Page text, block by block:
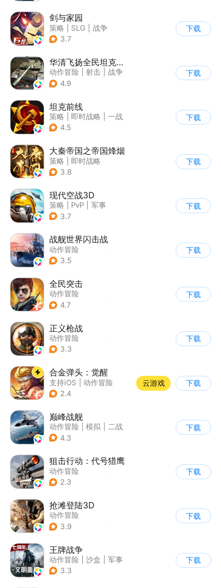
剑与家园
策略 SLG
战争
| 欧美风
3.7
下载
华清飞扬全民坦克联盟游戏软件v1.0
动作冒险 射击
战争
| 战术竞技
4.9
下载
坦克前线
策略 即时战略
一战
| 战术竞技
4.5
下载
大秦帝国之帝国烽烟
策略
即时战略
| 小说改编
3.8
下载
现代空战3D
策略 PvP
军事
| 战术竞技
3.7
下载
战舰世界闪击战
动作冒险
| 第三人称射击
3.5
下载
全民突击
动作冒险
| 第三人称射击
4.7
下载
正义枪战
动作冒险
| 第一人称射击
3.3
下载
合金弹头：觉醒
支持iOS
动作冒险
| 射击
2.4
云游戏 下载
巅峰战舰
动作冒险 模拟
二战
| 战术竞技
4.3
下载
狙击行动：代号猎鹰
动作冒险
| 第一人称射击
2.3
下载
抢滩登陆3D
动作冒险
| 第一人称射击
3.9
下载
王牌战争
动作冒险 沙盒
军事
| 开放世界
3.3
下载